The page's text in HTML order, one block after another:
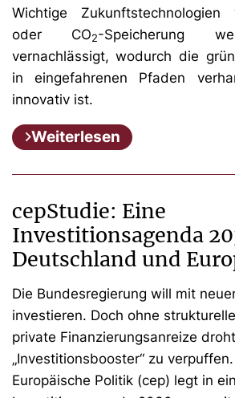
Wichtige
oder CO2-Speicherung
vernachlässigt, wodurch die
in eingefahrenen Pfaden
innovativ ist.
Weiterlesen
cepStudie: Eine
Investitionsagenda
Deutschland und
Die Bundesregierung will mit
investieren. Doch ohne
private Finanzierungsanreize
„Investitionsbooster“ zu
Europäische Politik (cep) legt in